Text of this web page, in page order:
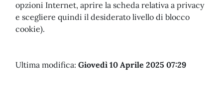
opzioni Internet, aprire la scheda relativa a privacy
e scegliere quindi il desiderato livello di blocco
cookie).
Ultima modifica: Giovedì 10 Aprile 2025 07:29